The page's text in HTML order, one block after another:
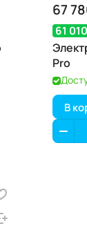
67
61
Pro
В